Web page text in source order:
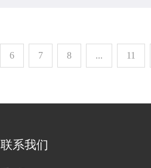
6 7 8 ... 11
联系我们